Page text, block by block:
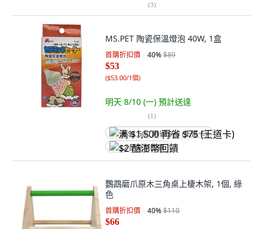
(3)
MS.PET 陶瓷保溫燈泡 40W, 1盒
首購折扣價 40%$89
$53
($53.00/1個)
明天 8/10 (一) 預計送達
(1)
满 $1,500 再省 $75 (王道卡)
$2 酷澎幣回饋
鸚鵡磨爪原木三角桌上棲木架, 1個, 綠
色
首購折扣價 40%$110
$66